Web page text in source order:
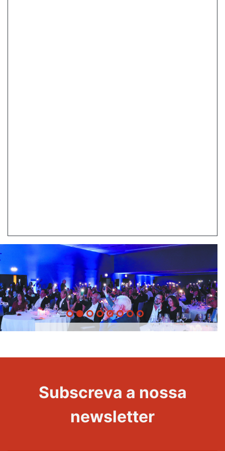
Evento
Maravilhas
Subscreva a nossa
newsletter